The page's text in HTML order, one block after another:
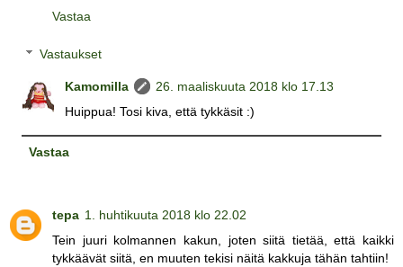
Vastaa
Vastaukset
Kamomilla
26. maaliskuuta 2018 klo 17.13
Huippua! Tosi kiva, että tykkäsit :)
Vastaa
tepa 1. huhtikuuta 2018 klo 22.02
Tein juuri kolmannen kakun, joten siitä tietää, että kaikki
tykkäävät siitä, en muuten tekisi näitä kakkuja tähän tahtiin!